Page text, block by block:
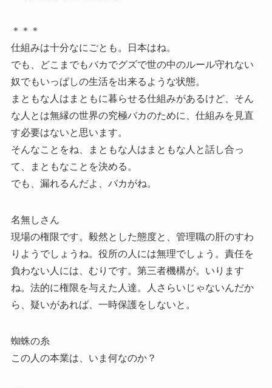
＊＊＊
仕組みは十分なにごとも。日本はね。
でも、どこまでもバカでグズで世の中のルール守れない
奴でもいっぱしの生活を出来るような状態。
まともな人はまともに暮らせる仕組みがあるけど、そん
な人とは無縁の世界の究極バカのために、仕組みを見直
す必要はないと思います。
そんなことをね、まともな人はまともな人と話し合っ
て、まともなことを決める。
でも、漏れるんだよ、バカがね。
名無しさん
現場の権限です。毅然とした態度と、管理職の肝のすわ
りようでしょうね。役所の人には無理でしょう。責任を
負わない人には、むりです。第三者機構が。いります
ね。法的に権限を与えた人達。人さらいじゃないんだか
ら、疑いがあれば、一時保護をしないと。
蜘蛛の糸
この人の本業は、いま何なのか？